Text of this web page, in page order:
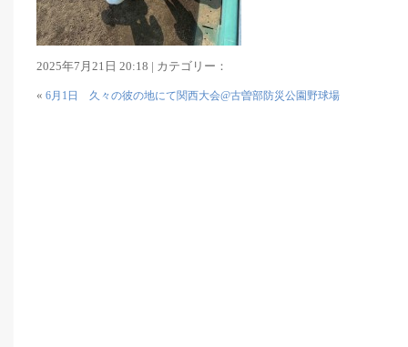
2025年7月21日 20:18 | カテゴリー：
« 6月1日 久々の彼の地にて関西大会@古曽部防災公園野球場